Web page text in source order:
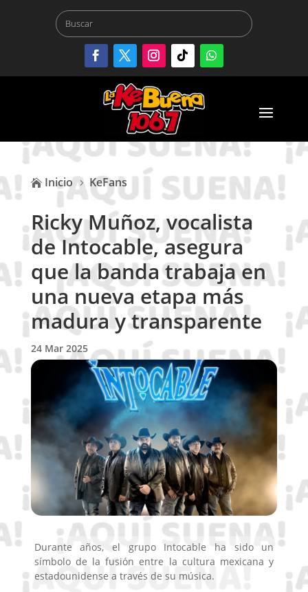
 Inicio 5 KeFans
Ricky Muñoz, vocalista
de Intocable, asegura
que la banda trabaja en
una nueva etapa más
madura y transparente
24 Mar 2025
Durante años, el grupo Intocable ha sido un
símbolo de la fusión entre la cultura mexicana y
estadounidense a través de su música.